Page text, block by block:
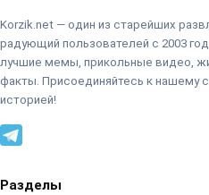
Korzik.net — один из старейших
радующий пользователей с 2003
лучшие мемы, прикольные видео,
факты. Присоединяйтесь к нашему
историей!
Разделы